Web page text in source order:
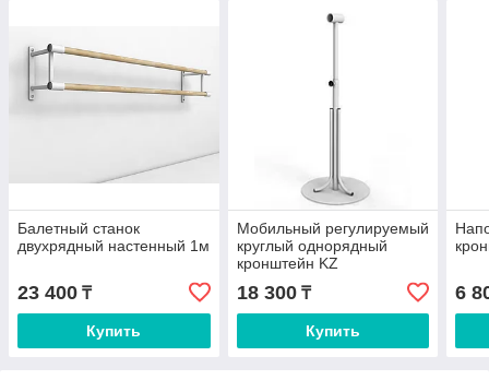
Балетный станок
двухрядный настенный 1м
23 400 ₸
Купить
Мобильный регулируемый
круглый однорядный
кронштейн KZ
18 300₸
Купить
6